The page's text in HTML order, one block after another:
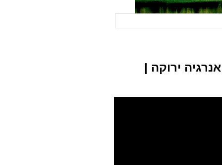
ירוקה |